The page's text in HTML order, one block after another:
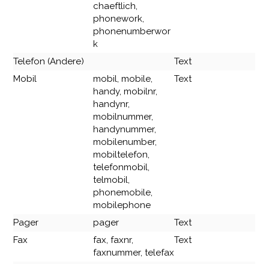
chaeftlich,
phonework,
phonenumberwor
k
Telefon (Andere)
Text
Mobil
mobil, mobile,
handy, mobilnr,
handynr,
mobilnummer,
handynummer,
mobilenumber,
mobiltelefon,
telefonmobil,
telmobil,
phonemobile,
mobilephone
Text
Pager pager
Text
Fax
fax, faxnr,
faxnummer, telefax
Text